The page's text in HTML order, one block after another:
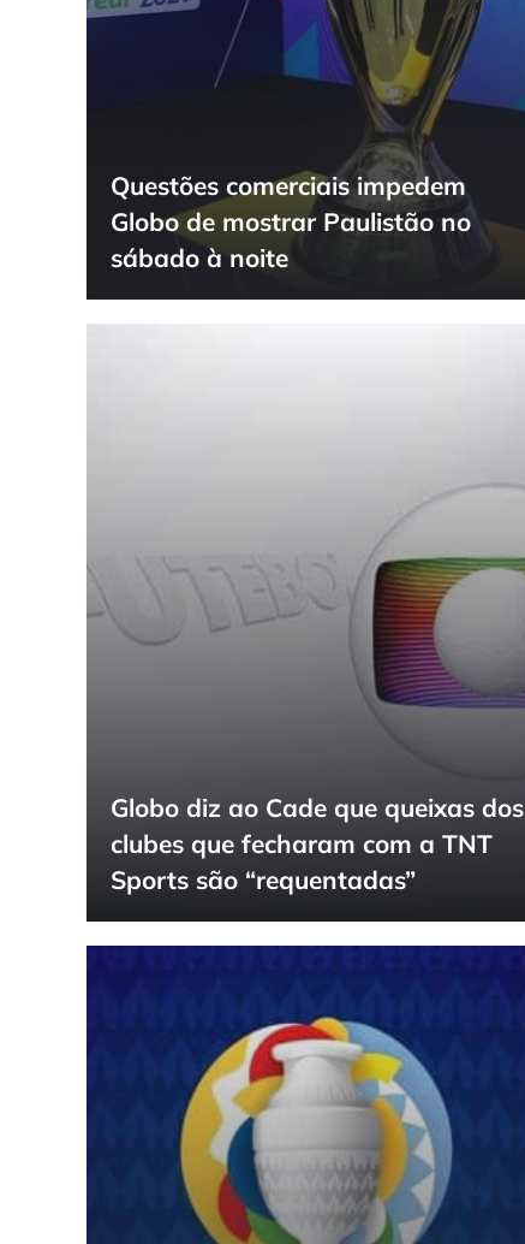
Questões comerciais impedem
Globo de mostrar Paulistão no
sábado à noite
Globo diz ao Cade que queixas dos
clubes que fecharam com a TNT
Sports são “requentadas”